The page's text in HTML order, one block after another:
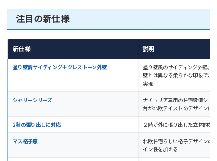
注目の新仕様
新仕様 説明
塗り壁調サイディング＋クレストーン外壁
塗り壁風のサイディング外壁。
壁とは異なる柔らかな印象で、
実現
シャリーシリーズ
ナチュリア専用の住宅設備シリ
台が北欧テイストのデザインに
2階の張り出しに対応 ２階が外に張り出した立体的な
マス格子窓
北欧住宅らしい格子デザインの
イン性を加える